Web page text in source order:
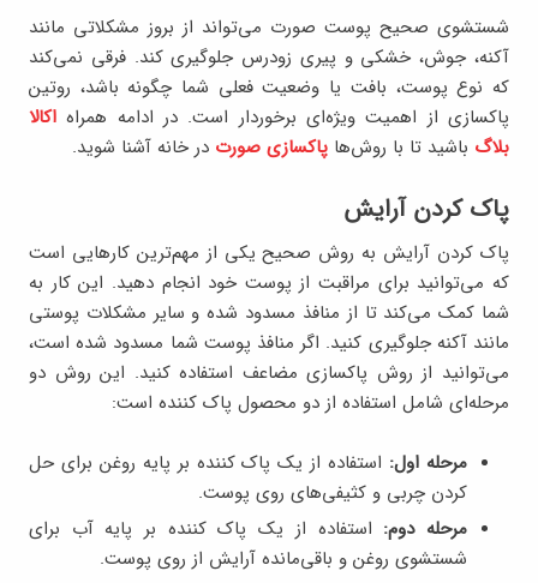
شستشوی صحیح پوست صورت می‌تواند از بروز مشکلاتی مانند
آکنه، جوش، خشکی و پیری زودرس جلوگیری کند. فرقی نمی‌کند
که نوع پوست، بافت یا وضعیت فعلی شما چگونه باشد، روتین
پاکسازی از اهمیت ویژه‌ای برخوردار است. در ادامه همراه اکالا
بلاگ باشید تا با روش‌ها پاکسازی صورت در خانه آشنا شوید.
پاک کردن آرایش
پاک کردن آرایش به روش صحیح یکی از مهم‌ترین کارهایی است
که می‌توانید برای مراقبت از پوست خود انجام دهید. این کار به
شما کمک می‌کند تا از منافذ مسدود شده و سایر مشکلات پوستی
مانند آکنه جلوگیری کنید. اگر منافذ پوست شما مسدود شده است،
می‌توانید از روش پاکسازی مضاعف استفاده کنید. این روش دو
مرحله‌ای شامل استفاده از دو محصول پاک کننده است:
مرحله اول: استفاده از یک پاک کننده بر پایه روغن برای حل
کردن چربی و کثیفی‌های روی پوست.
مرحله دوم: استفاده از یک پاک کننده بر پایه آب برای
شستشوی روغن و باقی‌مانده آرایش از روی پوست.